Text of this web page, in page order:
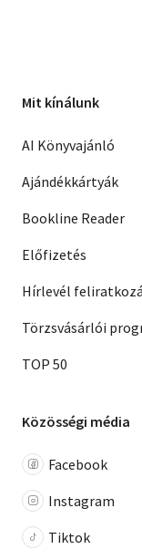
Mit kínálunk
AI Könyvajánló
Ajándékkártyák
Bookline Reader
Előfizetés
Hírlevél
Törzsvásárlói
TOP 50
Közösségi média
Facebook
Instagram
Tiktok